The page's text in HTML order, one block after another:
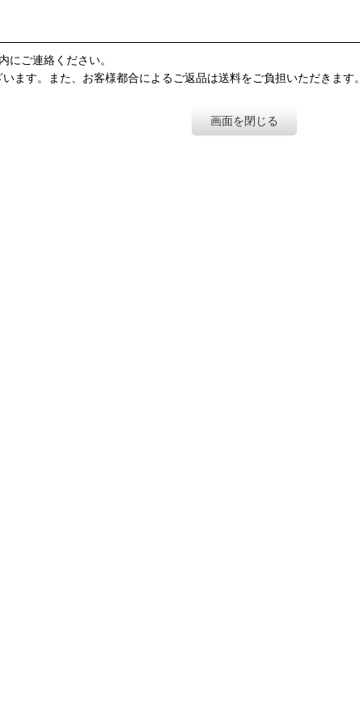
にご連絡ください。
ます。また、お客様都合によるご返品は送料をご負担いただきます。
画面を閉じる